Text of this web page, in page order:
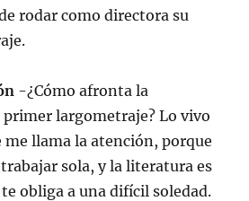
rodar como directora su
-¿Cómo afronta la
primer largometraje? Lo vivo
me llama la atención, porque
sola, y la literatura es
obliga a una difícil soledad.